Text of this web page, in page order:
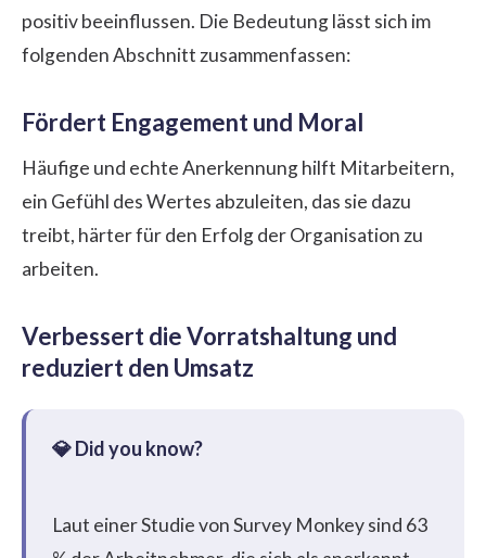
positiv beeinflussen. Die Bedeutung lässt sich im
folgenden Abschnitt zusammenfassen:
Fördert Engagement und Moral
Häufige und echte Anerkennung hilft Mitarbeitern,
ein Gefühl des Wertes abzuleiten, das sie dazu
treibt, härter für den Erfolg der Organisation zu
arbeiten.
Verbessert die Vorratshaltung und
reduziert den Umsatz
Laut einer Studie vonSurvey Monkeysind 63